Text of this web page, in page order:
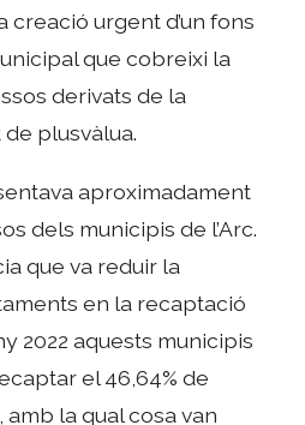
creació urgent d’un fons
que cobreixi la
derivats de la
plusvàlua.
aproximadament
dels municipis de l’Arc.
que va reduir la
en la recaptació
2022 aquests municipis
el 46,64% de
amb la qual cosa van